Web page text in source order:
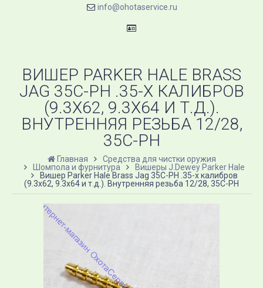
info@ohotaservice.ru
ВИШЕР PARKER HALE BRASS
JAG 35C-PH .35-Х КАЛИБРОВ
(9.3Х62, 9.3Х64 И Т.Д.).
ВНУТРЕННЯЯ РЕЗЬБА 12/28,
35C-PH
Главная
Средства для чистки оружия
Шомпола и фурнитура
Вишеры J.Dewey Parker Hale
Вишер Parker Hale Brass Jag 35C-PH .35-х калибров
(9.3х62, 9.3х64 и т.д.). Внутренняя резьба 12/28, 35C-PH